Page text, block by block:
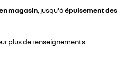
magasin , jusqu'àépuisement des
plus de renseignements.